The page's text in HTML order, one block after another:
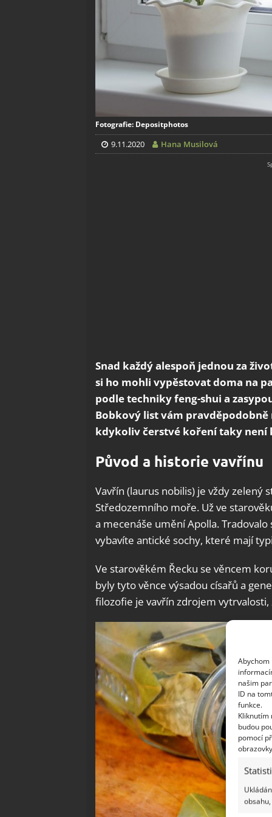
Abychom
našim
ID na
funkce.
Kliknutím
budou
pomocí
Fotografie: Depositphotos
9.11.2020 Hana Musilová
Snad každý alespoň jednou za
si ho mohli vypěstovat doma na
podle techniky feng-shui a
Bobkový list vám
kdykoliv čerstvé koření taky není
Původ a historie vavřínu
Vavřín (laurus nobilis) je vždy
Středozemního moře. Už ve
a mecenáše umění Apolla.
vybavíte antické sochy, které mají
Ve starověkém Řecku se věncem
byly tyto věnce výsadou císařů a
filozofie je vavřín zdrojem